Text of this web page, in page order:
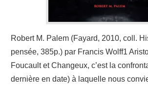
Robert M. Palem (Fayard, 2010, coll.
pensée, 385p.) par Francis Wolff1
Foucault et Changeux, c’est la
dernière en date) à laquelle nous